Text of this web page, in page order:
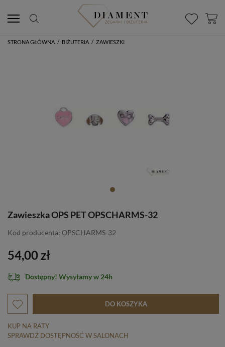
STRONA GŁÓWNA / BIŻUTERIA / ZAWIESZKI
Zawieszka OPS PET OPSCHARMS-32
Kod producenta: OPSCHARMS-32
54,00 zł
Dostępny! Wysyłamy w 24h
DO KOSZYKA
KUP NA RATY
SPRAWDŹ DOSTĘPNOŚĆ W SALONACH